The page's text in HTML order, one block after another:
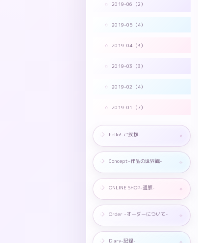
2019-06（2）
2019-05（4）
2019-04（3）
2019-03（3）
2019-02（4）
2019-01（7）
hello!-ご挨拶-
Concept-作品の世界観-
ONLINE SHOP-通販-
Order -オーダーについて-
Diary-記録-